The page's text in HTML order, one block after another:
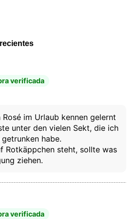
verificada
im Urlaub kennen gelernt
unter den vielen Sekt, die ich
habe.
Rotkäppchen steht, sollte was
ziehen.
verificada